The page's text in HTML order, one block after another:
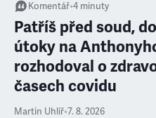
Komentář•4 minuty
Patříš před soud,
útoky na
rozhodoval o
časech covidu
Martin Uhlíř•7. 8. 2026